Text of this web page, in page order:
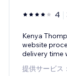
4
Kenya
website
delivery time
提供サービス